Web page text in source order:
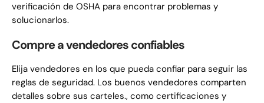
verificación de OSHA para encontrar problemas y
solucionarlos.
Compre a vendedores confiables
Elija vendedores en los que pueda confiar para seguir las
reglas de seguridad. Los buenos vendedores comparten
detalles sobre sus carteles., como certificaciones y